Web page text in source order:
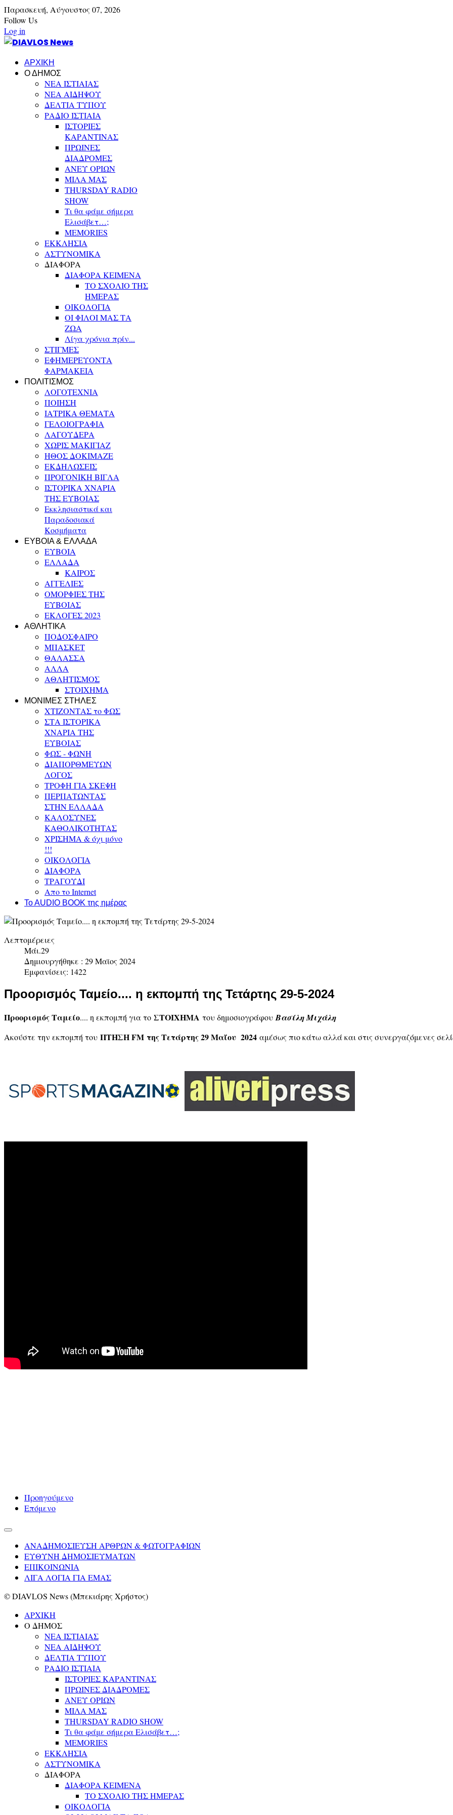
Παρασκευή, Αύγουστος 07, 2026
Follow Us
Log in
ΑΡΧΙΚΗ
Ο ΔΗΜΟΣ
ΝΕΑ ΙΣΤΙΑΙΑΣ
ΝΕΑ ΑΙΔΗΨΟΥ
ΔΕΛΤΙΑ ΤΥΠΟΥ
ΡΑΔΙΟ ΙΣΤΙΑΙΑ
ΙΣΤΟΡΙΕΣ
ΚΑΡΑΝΤΙΝΑΣ
ΠΡΩΙΝΕΣ
ΔΙΑΔΡΟΜΕΣ
ΑΝΕΥ ΟΡΙΩΝ
ΜΙΛΑ ΜΑΣ
THURSDAY RADIO
SHOW
Τι θα φάμε σήμερα
Ελισάβετ…;
MEMORIES
ΕΚΚΛΗΣΙΑ
ΑΣΤΥΝΟΜΙΚΑ
ΔΙΑΦΟΡΑ
ΔΙΑΦΟΡΑ ΚΕΙΜΕΝΑ
ΤΟ ΣΧΟΛΙΟ ΤΗΣ
ΗΜΕΡΑΣ
ΟΙΚΟΛΟΓΙΑ
ΟΙ ΦΙΛΟΙ ΜΑΣ ΤΑ
ΖΩΑ
Λίγα χρόνια πρίν...
ΣΤΙΓΜΕΣ
ΕΦΗΜΕΡΕΥΟΝΤΑ
ΦΑΡΜΑΚΕΙΑ
ΠΟΛΙΤΙΣΜΟΣ
ΛΟΓΟΤΕΧΝΙΑ
ΠΟΙΗΣΗ
ΙΑΤΡΙΚΑ ΘΕΜΑΤΑ
ΓΕΛΟΙΟΓΡΑΦΙΑ
ΛΑΓΟΥΔΕΡΑ
ΧΩΡΙΣ ΜΑΚΙΓΙΑΖ
ΗΘΟΣ ΔΟΚΙΜΑΖΕ
ΕΚΔΗΛΩΣΕΙΣ
ΠΡΟΓΟΝΙΚΗ ΒΙΓΛΑ
ΙΣΤΟΡΙΚΑ ΧΝΑΡΙΑ
ΤΗΣ ΕΥΒΟΙΑΣ
Εκκλησιαστικά και
Παραδοσιακά
Κοσμήματα
ΕΥΒΟΙΑ & ΕΛΛΑΔΑ
ΕΥΒΟΙΑ
ΕΛΛΑΔΑ
ΚΑΙΡΟΣ
ΑΓΓΕΛΙΕΣ
ΟΜΟΡΦΙΕΣ ΤΗΣ
ΕΥΒΟΙΑΣ
ΕΚΛΟΓΕΣ 2023
ΑΘΛΗΤΙΚΑ
ΠΟΔΟΣΦΑΙΡΟ
ΜΠΑΣΚΕΤ
ΘΑΛΑΣΣΑ
ΑΛΛΑ
ΑΘΛΗΤΙΣΜΟΣ
ΣΤΟΙΧΗΜΑ
ΜΟΝΙΜΕΣ ΣΤΗΛΕΣ
ΧΤΙΖΟΝΤΑΣ το ΦΩΣ
ΣΤΑ ΙΣΤΟΡΙΚΑ
ΧΝΑΡΙΑ ΤΗΣ
ΕΥΒΟΙΑΣ
ΦΩΣ - ΦΩΝΗ
ΔΙΑΠΟΡΘΜΕΥΩΝ
ΛΟΓΟΣ
ΤΡΟΦΗ ΓΙΑ ΣΚΕΨΗ
ΠΕΡΠΑΤΩΝΤΑΣ
ΣΤΗΝ ΕΛΛΑΔΑ
ΚΑΛΟΣΥΝΕΣ
ΚΑΘΟΛΙΚΟΤΗΤΑΣ
ΧΡΙΣΗΜΑ & όχι μόνο
!!!
ΟΙΚΟΛΟΓΙΑ
ΔΙΑΦΟΡΑ
ΤΡΑΓΟΥΔΙ
Απο το Internet
To AUDIO BOOK της ημέρας
Λεπτομέρειες
Μάι.29
Δημιουργήθηκε : 29 Μαϊος 2024
Εμφανίσεις: 1422
Προορισμός Ταμείο.... η εκπομπή της Τετάρτης 29-5-2024
Προορισμός Ταμείο.... η εκπομπή για το ΣΤΟIΧΗΜΑ του δημοσιογράφου Βασίλη Μιχάλη
Ακούστε την εκπομπή του ΠΤΗΣΗ FM της Τετάρτης 29 Μαΐου 2024 αμέσως πιο κάτω αλλά και στις συνεργαζόμενες
Προηγούμενο
Επόμενο
ΑΝΑΔΗΜΟΣΙΕΥΣΗ ΑΡΘΡΩΝ & ΦΩΤΟΓΡΑΦΙΩΝ
ΕΥΘΥΝΗ ΔΗΜΟΣΙΕΥΜΑΤΩΝ
ΕΠΙΚΟΙΝΩΝΙΑ
ΛΙΓΑ ΛΟΓΙΑ ΓΙΑ ΕΜΑΣ
© DIAVLOS News (Μπεκιάρης Χρήστος)
ΑΡΧΙΚΗ
Ο ΔΗΜΟΣ
ΝΕΑ ΙΣΤΙΑΙΑΣ
ΝΕΑ ΑΙΔΗΨΟΥ
ΔΕΛΤΙΑ ΤΥΠΟΥ
ΡΑΔΙΟ ΙΣΤΙΑΙΑ
ΙΣΤΟΡΙΕΣ ΚΑΡΑΝΤΙΝΑΣ
ΠΡΩΙΝΕΣ ΔΙΑΔΡΟΜΕΣ
ΑΝΕΥ ΟΡΙΩΝ
ΜΙΛΑ ΜΑΣ
THURSDAY RADIO SHOW
Τι θα φάμε σήμερα Ελισάβετ…;
MEMORIES
ΕΚΚΛΗΣΙΑ
ΑΣΤΥΝΟΜΙΚΑ
ΔΙΑΦΟΡΑ
ΔΙΑΦΟΡΑ ΚΕΙΜΕΝΑ
ΤΟ ΣΧΟΛΙΟ ΤΗΣ ΗΜΕΡΑΣ
ΟΙΚΟΛΟΓΙΑ